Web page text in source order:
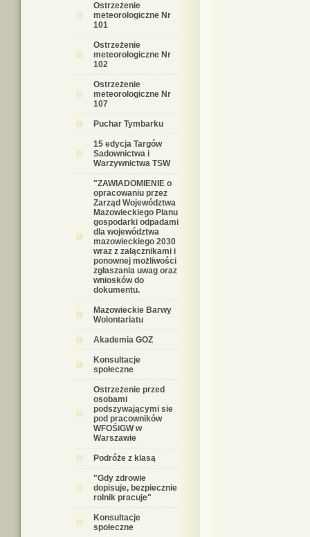
Ostrzeżenie
meteorologiczne Nr
101
Ostrzeżenie
meteorologiczne Nr
102
Ostrzeżenie
meteorologiczne Nr
107
Puchar Tymbarku
15 edycja Targów
Sadownictwa i
Warzywnictwa TSW
"ZAWIADOMIENIE o
opracowaniu przez
Zarząd Województwa
Mazowieckiego Planu
gospodarki odpadami
dla województwa
mazowieckiego 2030
wraz z załącznikami i
ponownej możliwości
zgłaszania uwag oraz
wniosków do
dokumentu.
Mazowieckie Barwy
Wolontariatu
Akademia GOZ
Konsultacje
społeczne
Ostrzeżenie przed
osobami
podszywającymi sie
pod pracowników
WFOŚiGW w
Warszawie
Podróże z klasą
"Gdy zdrowie
dopisuje, bezpiecznie
rolnik pracuje"
Konsultacje
społeczne